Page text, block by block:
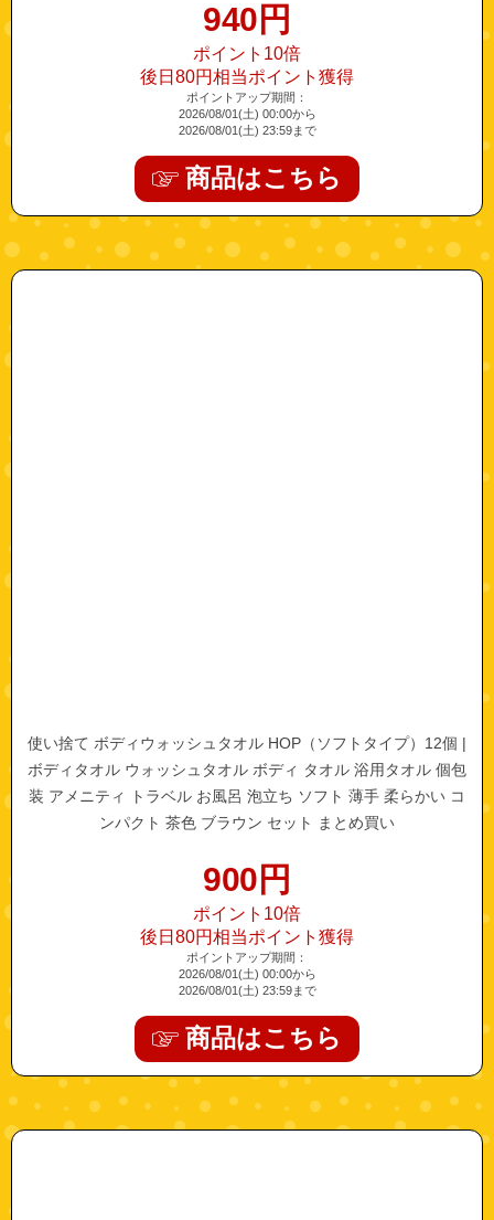
940 円
ポイント10倍
後日80円相当ポイント獲得
ポイントアップ期間：
2026/08/01(土) 00:00から
2026/08/01(土) 23:59まで
商品はこちら
"52700107-12"
使い捨て ボディウォッシュタオル HOP（ソフトタイプ）12個 |
ボディタオル ウォッシュタオル ボディ タオル 浴用タオル 個包
装 アメニティ トラベル お風呂 泡立ち ソフト 薄手 柔らかい コ
ンパクト 茶色 ブラウン セット まとめ買い
900 円
ポイント10倍
後日80円相当ポイント獲得
ポイントアップ期間：
2026/08/01(土) 00:00から
2026/08/01(土) 23:59まで
商品はこちら
"12500009"